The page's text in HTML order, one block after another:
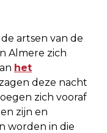
artsen van de
Almere zich
het
deze nacht
zich vooraf
zijn en
worden in die